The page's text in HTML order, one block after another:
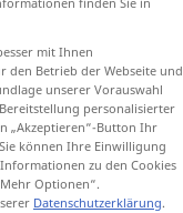
mit Ihnen
den Betrieb der Webseite und
unserer Vorauswahl
personalisierter
„Akzeptieren“-Button Ihr
können Ihre Einwilligung
zu den Cookies
Optionen“.
Datenschutzerklärung.